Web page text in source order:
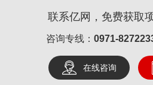
联系亿网，免费获取
咨询专线： 0971-
在线咨询